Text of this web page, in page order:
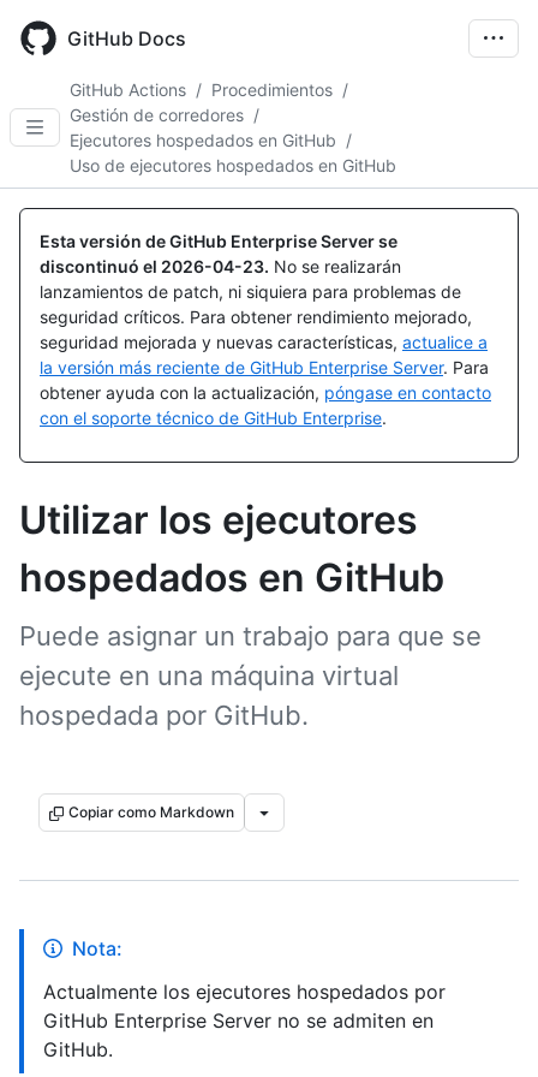
main
GitHub Docs
GitHub Actions / Procedimientos /
Gestión de corredores /
Ejecutores hospedados en GitHub /
Uso de ejecutores hospedados en GitHub
Esta versión de GitHub Enterprise Server se
discontinuó el 2026-04-23. No se realizarán
lanzamientos de patch, ni siquiera para problemas de
seguridad críticos. Para obtener rendimiento mejorado,
seguridad mejorada y nuevas características, actualice a
la versión más reciente de GitHub Enterprise Server. Para
obtener ayuda con la actualización, póngase en contacto
con el soporte técnico de GitHub Enterprise.
Utilizar los ejecutores
hospedados en GitHub
Puede asignar un trabajo para que se
ejecute en una máquina virtual
hospedada por GitHub.
Copiar como Markdown
Nota:
Actualmente los ejecutores hospedados por
GitHub Enterprise Server no se admiten en
GitHub.